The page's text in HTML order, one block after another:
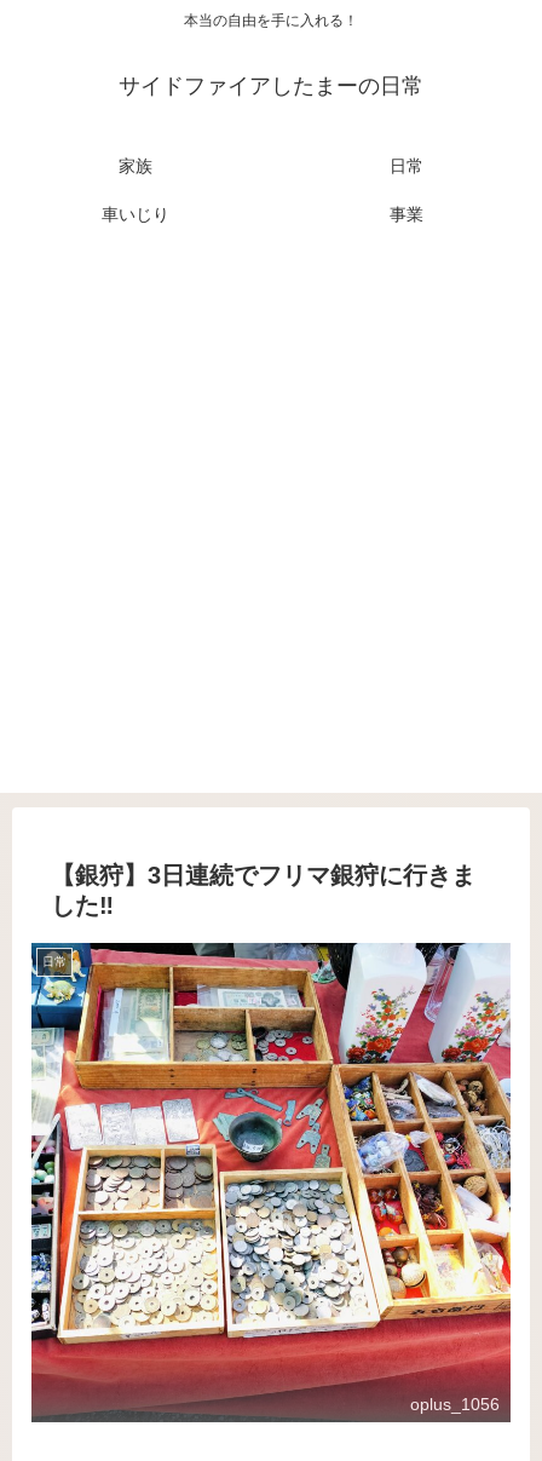
本当の自由を手に入れる！
サイドファイアしたまーの日常
家族 日常
車いじり 事業
【銀狩】3日連続でフリマ銀狩に行きま
した‼️
日常
oplus_1056